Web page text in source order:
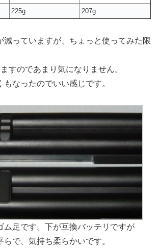
225g 207g
減っていますが、ちょっと使ってみた限
すのであまり気になりません。
もなったのでいい感じです。
ム足です。下が互換バッテリですが
で、気持ち柔らかいです。